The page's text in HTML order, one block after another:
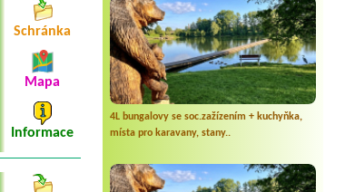
4L bungalovy se soc.zažízením + kuchyňka,
místa pro karavany, stany..
Schránka
Mapa
Informace